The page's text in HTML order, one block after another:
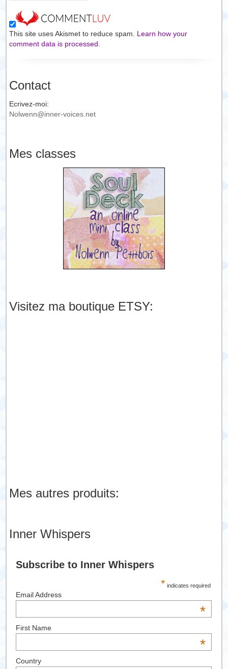
This site uses Akismet to reduce spam. Learn how your
comment data is processed.
Contact
Ecrivez-moi:
Nolwenn@inner-voices.net
Mes classes
Visitez ma boutique ETSY:
Mes autres produits:
Inner Whispers
Subscribe to Inner Whispers
* indicates required
Email Address
*
First Name
*
Country